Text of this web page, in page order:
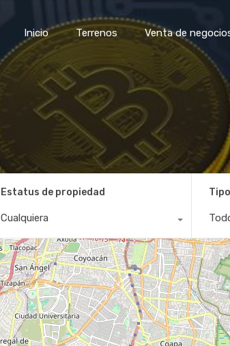
Inicio Terrenos Venta de
Inicio Terrenos Venta de
Estatus de propiedad
Cualquiera